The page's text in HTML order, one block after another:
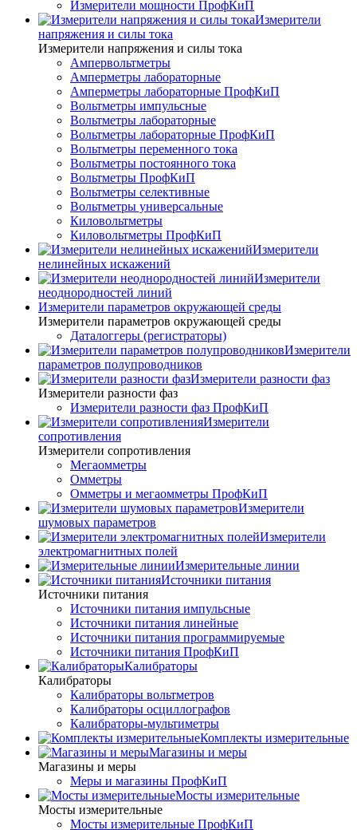
Измерители мощности ПрофКиП
Измерители
напряжения и силы тока
Измерители напряжения и силы тока
Ампервольтметры
Амперметры лабораторные
Амперметры лабораторные ПрофКиП
Вольтметры импульсные
Вольтметры лабораторные
Вольтметры лабораторные ПрофКиП
Вольтметры переменного тока
Вольтметры постоянного тока
Вольтметры ПрофКиП
Вольтметры селективные
Вольтметры универсальные
Киловольтметры
Киловольтметры ПрофКиП
Измерители
нелинейных искажений
Измерители
неоднородностей линий
Измерители параметров окружающей среды
Измерители параметров окружающей среды
Даталоггеры (регистраторы)
Измерители
параметров полупроводников
Измерители разности фаз
Измерители разности фаз
Измерители разности фаз ПрофКиП
Измерители
сопротивления
Измерители сопротивления
Мегаомметры
Омметры
Омметры и мегаомметры ПрофКиП
Измерители
шумовых параметров
Измерители
электромагнитных полей
Измерительные линии
Источники питания
Источники питания
Источники питания импульсные
Источники питания линейные
Источники питания программируемые
Источники питания ПрофКиП
Калибраторы
Калибраторы
Калибраторы вольтметров
Калибраторы осциллографов
Калибраторы-мультиметры
Комплекты измерительные
Магазины и меры
Магазины и меры
Меры и магазины ПрофКиП
Мосты измерительные
Мосты измерительные
Мосты измерительные ПрофКиП